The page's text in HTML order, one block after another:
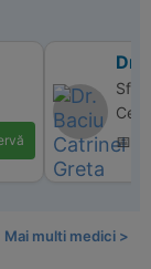
Dr.
📅
Mai multi medici >